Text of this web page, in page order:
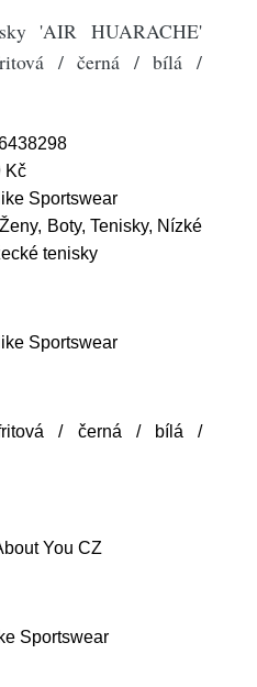
'AIR HUARACHE'
/ černá / bílá /
Kč
Sportswear
Ženy, Boty, Tenisky, Nízké
tenisky
Sportswear
/ černá / bílá /
You CZ
Sportswear